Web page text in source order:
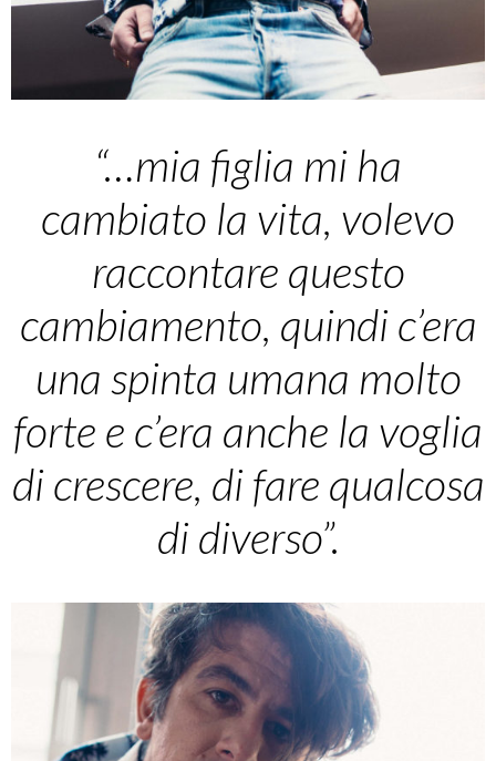
“…mia figlia mi ha
cambiato la vita, volevo
raccontare questo
cambiamento, quindi c’era
una spinta umana molto
forte e c’era anche la voglia
di crescere, di fare qualcosa
di diverso”.